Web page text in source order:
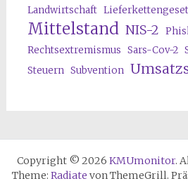
Landwirtschaft
Mittelstand NIS-2
Rechtsextremismus Sars-Cov-2
Steuern Subvention
Copyright © 2026 KMUmonitor.
Theme: Radiate von ThemeGrill.